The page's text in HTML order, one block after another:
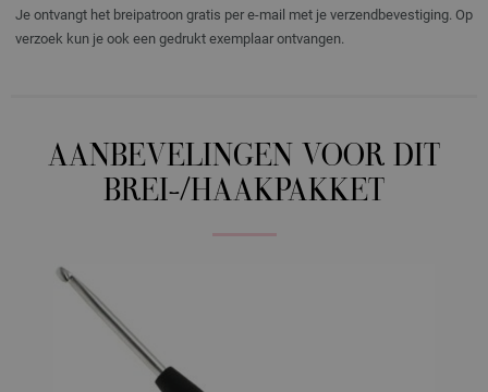
Je ontvangt het breipatroon gratis per e-mail met je verzendbevestiging. Op
verzoek kun je ook een gedrukt exemplaar ontvangen.
AANBEVELINGEN VOOR DIT
BREI-/HAAKPAKKET